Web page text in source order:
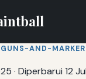
AND-
· Diperbarui 12